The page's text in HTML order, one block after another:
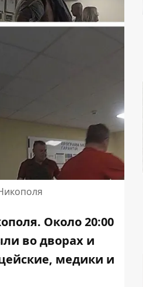
Около 20:00
во дворах и
медики и